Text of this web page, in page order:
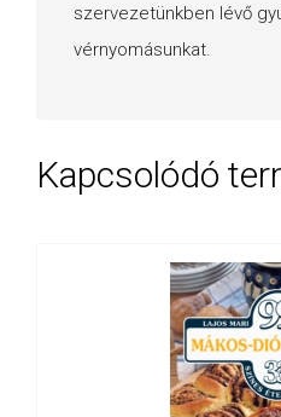
szervezetünkben lévő
vérnyomásunkat.
Kapcsolódó